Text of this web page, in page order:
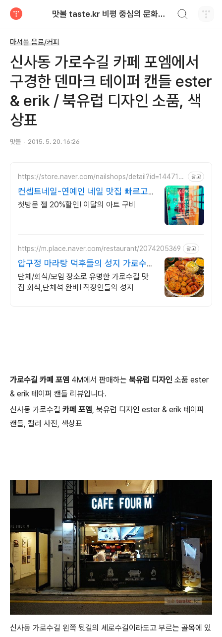
맛볼 taste.kr 비평 중심의 문화적 기호 · 맛 · 향기 리뷰
마셔볼 음료/커피
신사동 가로수길 카페 포엠에서
구경한 덴마크 테이퍼 캔들 ester
& erik / 북유럽 디자인 소품, 색
상표
맛볼 2015. 5. 20. 16:26
https://store.naver.com/nailshops/detail?id=144716
광고
컨셉트네일-연예인 네일 맛집 빠르고
꼼꼼한 시술!
첫방문 젤 20%할인! 이달의 아트 구비
https://m.place.naver.com/restaurant/2074205369 광고
압구정 마라탕 덕후들의 성지 가로수길
웨이팅맛집
단체/회식/모임 장소로 유명한 가로수길 맛
집 회식,단체석 완비! 직장인들의 성지
가로수길 카페 포엠 4M에서 판매하는 북유럽 디자인 소품 ester
& erik 테이퍼 캔들 리뷰입니다.
신사동 가로수길 카페 포엠 , 북유럽 디자인 ester & erik 테이퍼
캔들, 컬러 사진, 색상표
신사동 가로수길 왼쪽 뒷길의 세로수길이라도고 부르는 골목에 있